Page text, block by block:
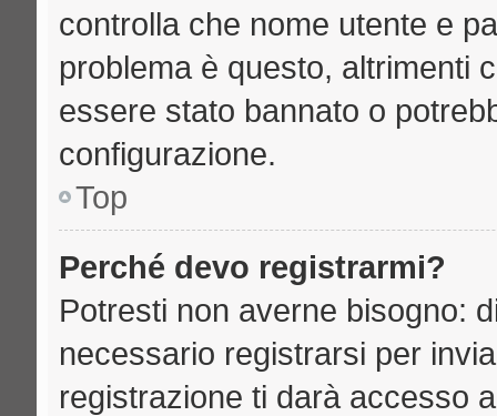
controlla che nome utente e
problema è questo, altrimenti
essere stato bannato o
configurazione.
Top
Perché devo registrarmi?
Potresti non averne bisogno:
necessario registrarsi per
registrazione ti darà accesso